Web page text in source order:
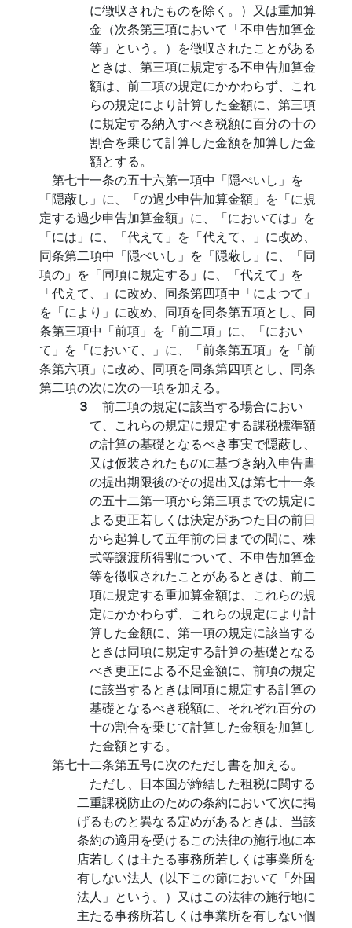
に徴収されたものを除く。）又は重加算
金（次条第三項において「不申告加算金
等」という。）を徴収されたことがある
ときは、第三項に規定する不申告加算金
額は、前二項の規定にかかわらず、これ
らの規定により計算した金額に、第三項
に規定する納入すべき税額に百分の十の
割合を乗じて計算した金額を加算した金
額とする。
第七十一条の五十六第一項中「隠ぺいし」を
「隠蔽し」に、「の過少申告加算金額」を「に規
定する過少申告加算金額」に、「においては」を
「には」に、「代えて」を「代えて、」に改め、
同条第二項中「隠ぺいし」を「隠蔽し」に、「同
項の」を「同項に規定する」に、「代えて」を
「代えて、」に改め、同条第四項中「によつて」
を「により」に改め、同項を同条第五項とし、同
条第三項中「前項」を「前二項」に、「におい
て」を「において、」に、「前条第五項」を「前
条第六項」に改め、同項を同条第四項とし、同条
第二項の次に次の一項を加える。
３ 前二項の規定に該当する場合におい
て、これらの規定に規定する課税標準額
の計算の基礎となるべき事実で隠蔽し、
又は仮装されたものに基づき納入申告書
の提出期限後のその提出又は第七十一条
の五十二第一項から第三項までの規定に
よる更正若しくは決定があつた日の前日
から起算して五年前の日までの間に、株
式等譲渡所得割について、不申告加算金
等を徴収されたことがあるときは、前二
項に規定する重加算金額は、これらの規
定にかかわらず、これらの規定により計
算した金額に、第一項の規定に該当する
ときは同項に規定する計算の基礎となる
べき更正による不足金額に、前項の規定
に該当するときは同項に規定する計算の
基礎となるべき税額に、それぞれ百分の
十の割合を乗じて計算した金額を加算し
た金額とする。
第七十二条第五号に次のただし書を加える。
ただし、日本国が締結した租税に関する
二重課税防止のための条約において次に掲
げるものと異なる定めがあるときは、当該
条約の適用を受けるこの法律の施行地に本
店若しくは主たる事務所若しくは事業所を
有しない法人（以下この節において「外国
法人」という。）又はこの法律の施行地に
主たる事務所若しくは事業所を有しない個